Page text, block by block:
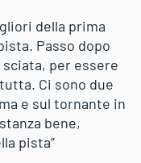
della prima
Passo dopo
per essere
Ci sono due
e sul tornante in
bene,
pista”